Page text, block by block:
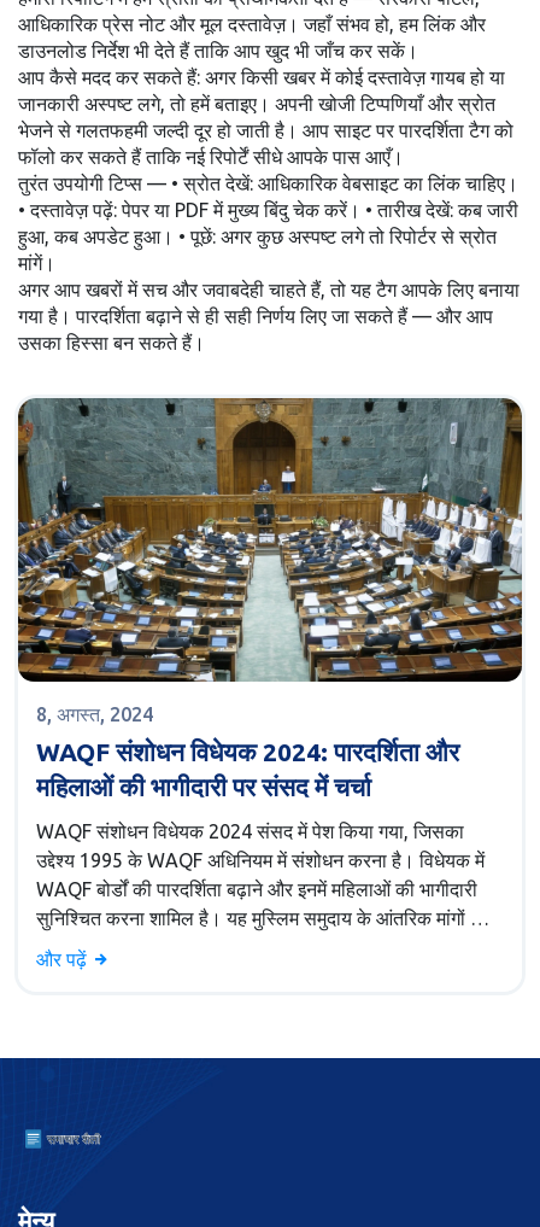
आधिकारिक प्रेस नोट और मूल दस्तावेज़। जहाँ संभव हो, हम लिंक और
डाउनलोड निर्देश भी देते हैं ताकि आप खुद भी जाँच कर सकें।
आप कैसे मदद कर सकते हैं: अगर किसी खबर में कोई दस्तावेज़ गायब हो या
जानकारी अस्पष्ट लगे, तो हमें बताइए। अपनी खोजी टिप्पणियाँ और स्रोत
भेजने से गलतफहमी जल्दी दूर हो जाती है। आप साइट पर पारदर्शिता टैग को
फॉलो कर सकते हैं ताकि नई रिपोर्टें सीधे आपके पास आएँ।
तुरंत उपयोगी टिप्स — • स्रोत देखें: आधिकारिक वेबसाइट का लिंक चाहिए।
• दस्तावेज़ पढ़ें: पेपर या PDF में मुख्य बिंदु चेक करें। • तारीख देखें: कब जारी
हुआ, कब अपडेट हुआ। • पूछें: अगर कुछ अस्पष्ट लगे तो रिपोर्टर से स्रोत
मांगें।
अगर आप खबरों में सच और जवाबदेही चाहते हैं, तो यह टैग आपके लिए बनाया
गया है। पारदर्शिता बढ़ाने से ही सही निर्णय लिए जा सकते हैं — और आप
उसका हिस्सा बन सकते हैं।
8, अगस्त, 2024
WAQF संशोधन विधेयक 2024: पारदर्शिता और
महिलाओं की भागीदारी पर संसद में चर्चा
WAQF संशोधन विधेयक 2024 संसद में पेश किया गया, जिसका
उद्देश्य 1995 के WAQF अधिनियम में संशोधन करना है। विधेयक में
WAQF बोर्डों की पारदर्शिता बढ़ाने और इनमें महिलाओं की भागीदारी
सुनिश्चित करना शामिल है। यह मुस्लिम समुदाय के आंतरिक मांगों का
प्रत्युत्तर है।
और पढ़ें
मेन्यू